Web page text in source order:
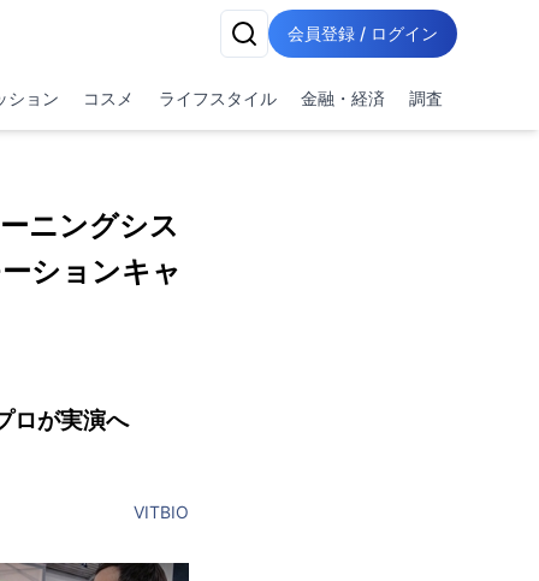
会員登録 / ログイン
ション コスメ ライフスタイル 金融・経済 調査
ニングシス
ションキャ
ロが実演へ
VITBIO